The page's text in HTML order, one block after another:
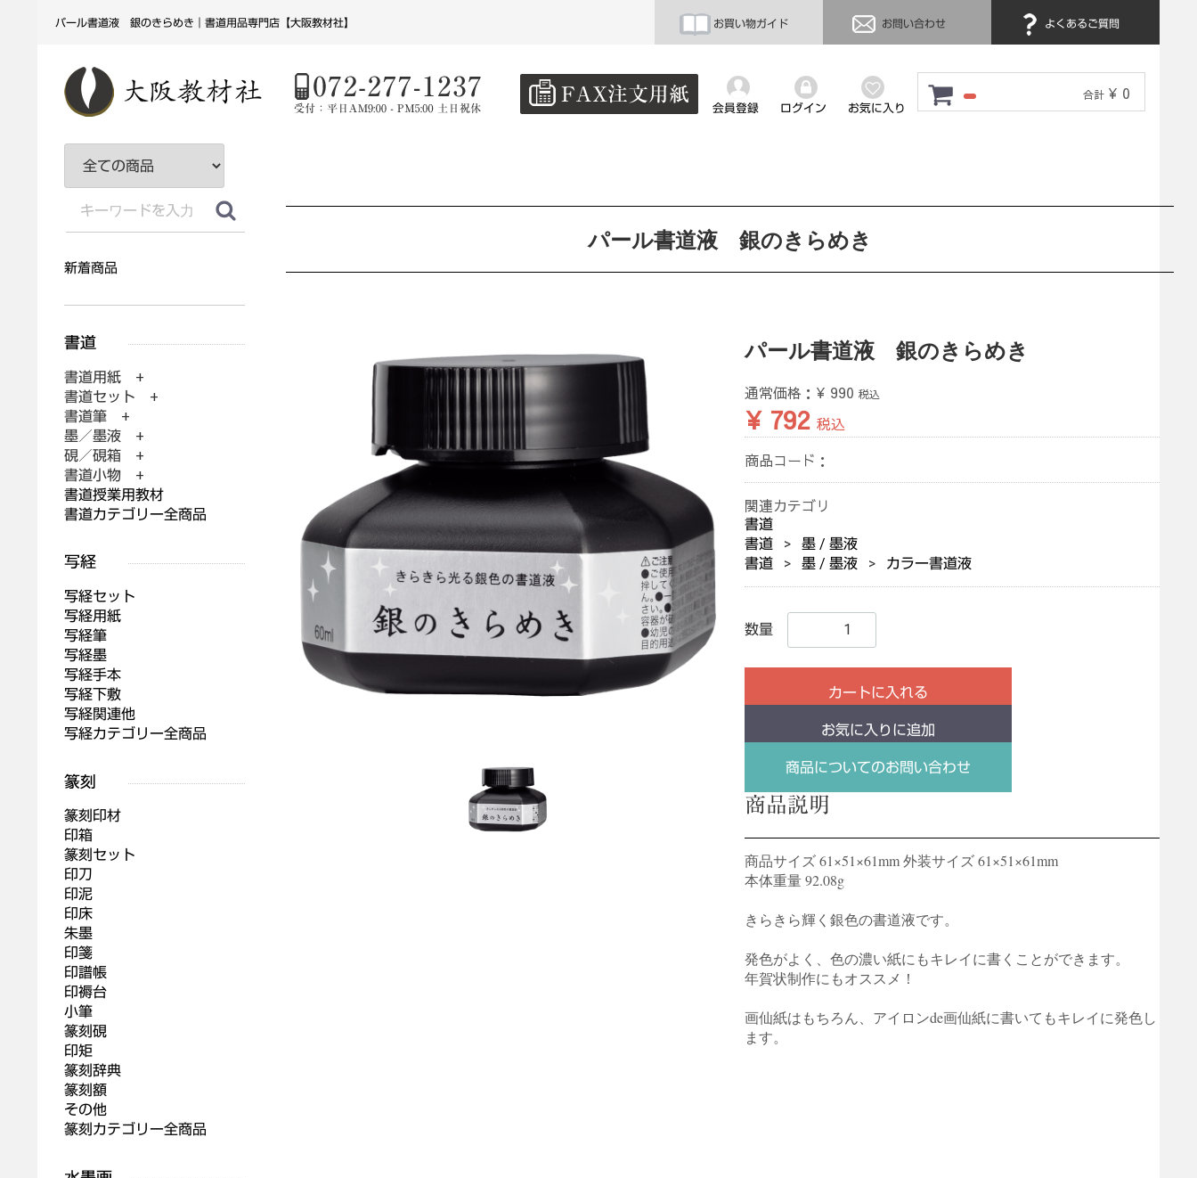
パール書道液 銀のきらめき｜書道用品専門店【大阪教材社】 お買い物ガイド お問い合わせ よくあるご質問
合計 ¥ 0
会員登録 ログイン お気に入り
パール書道液 銀のきらめき
パール書道液 銀のきらめき
通常価格： ¥ 990 税込
¥ 792 税込
商品コード：
関連カテゴリ
書道
書道
墨 / 墨液
書道
墨 / 墨液 カラー書道液
数量
カートに入れる
お気に入りに追加
商品についてのお問い合わせ
商品説明
商品サイズ 61×51×61mm 外装サイズ 61×51×61mm
本体重量 92.08g
きらきら輝く銀色の書道液です。
発色がよく、色の濃い紙にもキレイに書くことができます。
年賀状制作にもオススメ！
画仙紙はもちろん、アイロンde画仙紙に書いてもキレイに発色し
ます。
新着商品
書道用紙 +
書道セット +
書道筆 +
墨／墨液 +
硯／硯箱 +
書道小物 +
書道授業用教材
書道カテゴリー全商品
写経セット
写経用紙
写経筆
写経墨
写経手本
写経下敷
写経関連他
写経カテゴリー全商品
篆刻印材
印箱
篆刻セット
印刀
印泥
印床
朱墨
印箋
印譜帳
印褥台
小筆
篆刻硯
印矩
篆刻辞典
篆刻額
その他
篆刻カテゴリー全商品